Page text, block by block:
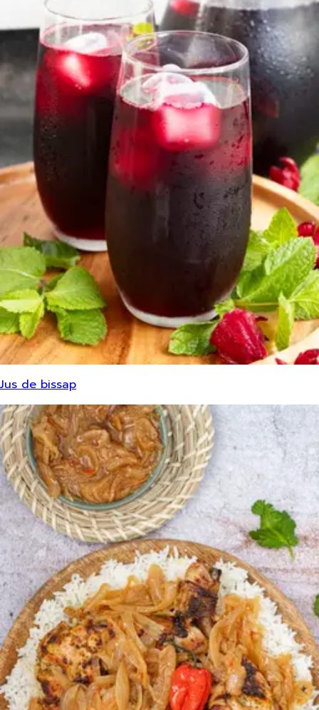
Jus de bissap